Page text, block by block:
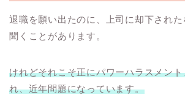
退職を願い出たのに、上司に却下され
聞くことがあります。
けれどそれこそ正にパワーハラスメン
れ、近年問題になっています。